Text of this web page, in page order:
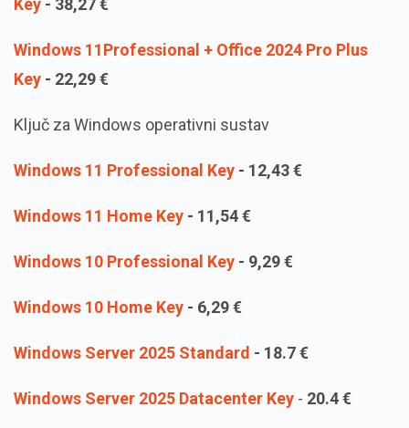
Windows 11Professional + Office 2024 Pro Plus
Key - 22,29€
Ključ za Windows operativni sustav
Windows 11 Professional Key - 12,43€
Windows 11 Home Key - 11,54€
Windows 10 Professional Key - 9,29€
Windows 10 Home Key - 6,29€
Windows Server 2025 Standard - 18.7€
Windows Server 2025 Datacenter Key - 20.4 €